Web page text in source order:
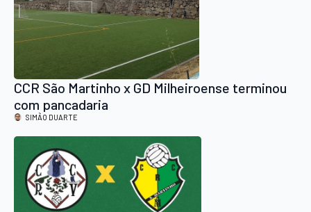
CCR São Martinho x GD Milheiroense terminou
com pancadaria
SIMÃO DUARTE